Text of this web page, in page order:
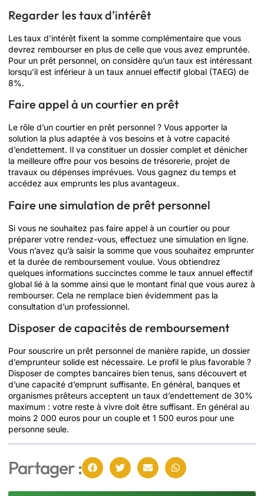
Regarder les taux d’intérêt
Les taux d’intérêt fixent la somme complémentaire que vous
devrez rembourser en plus de celle que vous avez empruntée.
Pour un prêt personnel, on considère qu’un taux est intéressant
lorsqu’il est inférieur à un taux annuel effectif global (TAEG) de
8%.
Faire appel à un courtier en prêt
Le rôle d’un courtier en prêt personnel ? Vous apporter la
solution la plus adaptée à vos besoins et à votre capacité
d’endettement. Il va constituer un dossier complet et dénicher
la meilleure offre pour vos besoins de trésorerie, projet de
travaux ou dépenses imprévues. Vous gagnez du temps et
accédez aux emprunts les plus avantageux.
Faire une simulation de prêt personnel
Si vous ne souhaitez pas faire appel à un courtier ou pour
préparer votre rendez-vous, effectuez une simulation en ligne.
Vous n’avez qu’à saisir la somme que vous souhaitez emprunter
et la durée de remboursement voulue. Vous obtiendrez
quelques informations succinctes comme le taux annuel effectif
global lié à la somme ainsi que le montant final que vous aurez à
rembourser. Cela ne remplace bien évidemment pas la
consultation d’un professionnel.
Disposer de capacités de remboursement
Pour souscrire un prêt personnel de manière rapide, un dossier
d’emprunteur solide est nécessaire. Le profil le plus favorable ?
Disposer de comptes bancaires bien tenus, sans découvert et
d’une capacité d’emprunt suffisante. En général, banques et
organismes prêteurs acceptent un taux d’endettement de 30%
maximum : votre reste à vivre doit être suffisant. En général au
moins 2 000 euros pour un couple et 1 500 euros pour une
personne seule.
Partager :